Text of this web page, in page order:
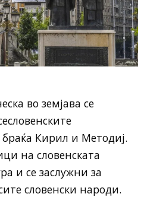
во земјава се
браќа Кирил и Методиј.
на словенската
и се заслужни за
словенски народи.